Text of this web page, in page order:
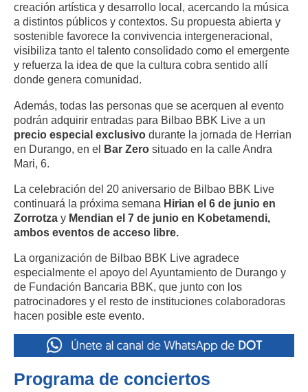
creación artística y desarrollo local, acercando la música
a distintos públicos y contextos. Su propuesta abierta y
sostenible favorece la convivencia intergeneracional,
visibiliza tanto el talento consolidado como el emergente
y refuerza la idea de que la cultura cobra sentido allí
donde genera comunidad.
Además, todas las personas que se acerquen al evento
podrán adquirir entradas para Bilbao BBK Live a un
precio especial exclusivo durante la jornada de Herrian
en Durango, en el Bar Zero situado en la calle Andra
Mari, 6.
La celebración del 20 aniversario de Bilbao BBK Live
continuará la próxima semana Hirian el 6 de junio en
Zorrotza y Mendian el 7 de junio en Kobetamendi,
ambos eventos de acceso libre.
La organización de Bilbao BBK Live agradece
especialmente el apoyo del Ayuntamiento de Durango y
de Fundación Bancaria BBK, que junto con los
patrocinadores y el resto de instituciones colaboradoras
hacen posible este evento.
Programa de conciertos